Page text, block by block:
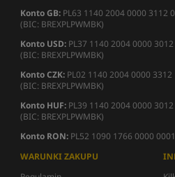
Konto GB: PL63 1140 2004 0000 3112
(BIC: BREXPLPWMBK)
Konto USD: PL37 1140 2004 0000
(BIC: BREXPLPWMBK)
Konto CZK: PL02 1140 2004 0000
(BIC: BREXPLPWMBK)
Konto HUF: PL39 1140 2004 0000
(BIC: BREXPLPWMBK)
Konto RON: PL52 1090 1766 0000
WARUNKI ZAKUPU